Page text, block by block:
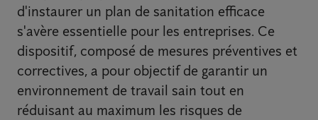
d'instaurer un plan de sanitation efficace
s'avère essentielle pour les entreprises. Ce
dispositif, composé de mesures préventives et
correctives, a pour objectif de garantir un
environnement de travail sain tout en
réduisant au maximum les risques de